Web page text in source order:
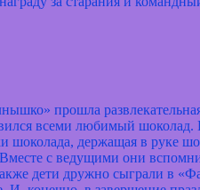
прошла
всеми любимый
шоколада, держащая в руке
с ведущими они
дети дружно сыграли в